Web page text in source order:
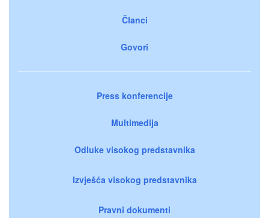
Članci
Govori
Press konferencije
Multimedija
Odluke visokog predstavnika
Izvješća visokog predstavnika
Pravni dokumenti